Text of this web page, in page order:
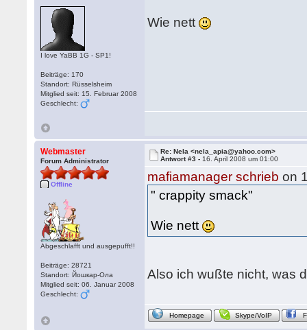
I love YaBB 1G - SP1!
Beiträge: 170
Standort: Rüsselsheim
Mitglied seit: 15. Februar 2008
Geschlecht:
Wie nett
Webmaster
Forum Administrator
Offline
Abgeschlafft und ausgepufft!!
Beiträge: 28721
Standort: Йошкар-Ола
Mitglied seit: 06. Januar 2008
Geschlecht:
Re: Nela <nela_apia@yahoo.com>
Antwort #3 - 16. April 2008 um 01:00
mafiamanager schrieb on
" crappity smack"
Wie nett
Also ich wußte nicht, was
Homepage Skype/VoIP